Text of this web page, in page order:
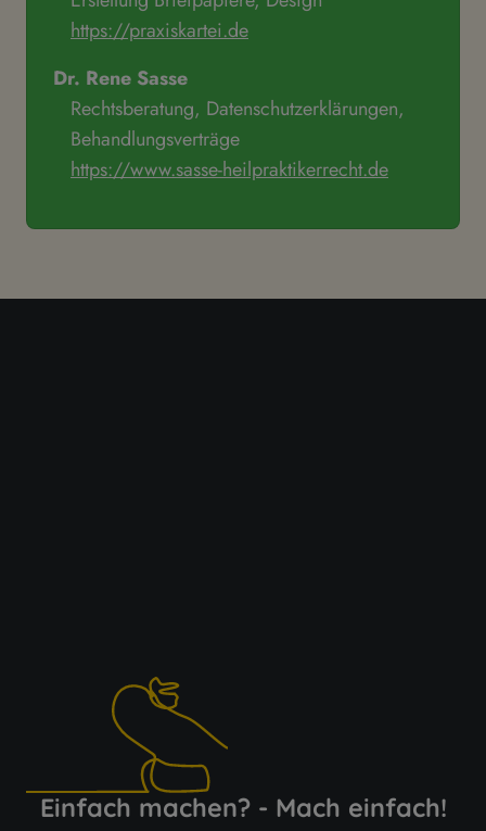
https://praxiskartei.de
Dr. Rene Sasse
Rechtsberatung, Datenschutzerklärungen,
Behandlungsverträge
https://www.sasse-heilpraktikerrecht.de
Einfach machen? - Mach einfach!